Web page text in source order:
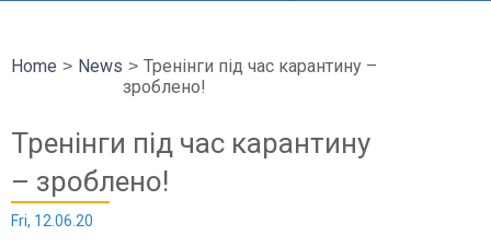
Home News
Тренінги під час карантину –
зроблено!
Тренінги під час карантину
– зроблено!
Fri, 12.06.20